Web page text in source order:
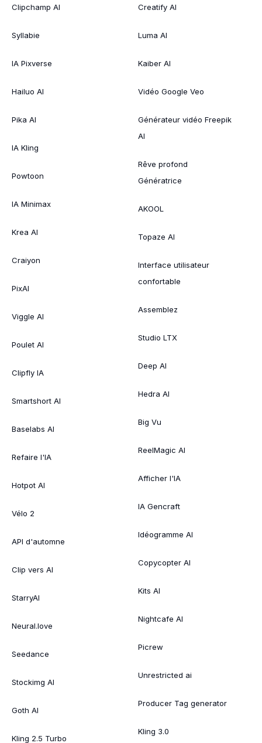
Clipchamp AI
Syllabie
IA Pixverse
Hailuo AI
Pika AI
IA Kling
Powtoon
IA Minimax
Krea AI
Craiyon
PixAI
Viggle AI
Poulet AI
Clipfly IA
Smartshort AI
Baselabs AI
Refaire l'IA
Hotpot AI
Vélo 2
API d'automne
Clip vers AI
StarryAI
Neural.love
Seedance
Stockimg AI
Goth AI
Kling 2.5 Turbo
Creatify AI
Luma AI
Kaiber AI
Vidéo Google Veo
Générateur vidéo Freepik
AI
Rêve profond
Génératrice
AKOOL
Topaze AI
Interface utilisateur
confortable
Assemblez
Studio LTX
Deep AI
Hedra AI
Big Vu
ReelMagic AI
Afficher l'IA
IA Gencraft
Idéogramme AI
Copycopter AI
Kits AI
Nightcafe AI
Picrew
Unrestricted ai
Producer Tag generator
Kling 3.0